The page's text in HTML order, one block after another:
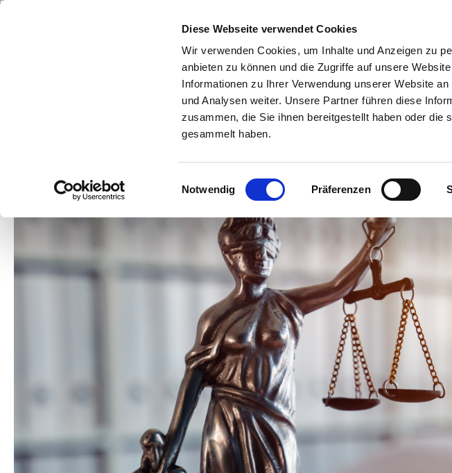
Diese Webseite verwendet Cookies
Wir verwenden Cookies, um Inhalte und Anzeigen zu
anbieten zu können und die Zugriffe auf unsere
Informationen zu Ihrer Verwendung unserer Website
und Analysen weiter. Unsere Partner führen diese
zusammen, die Sie ihnen bereitgestellt haben oder die
gesammelt haben.
Einwilligungsauswahl
Notwendig Präferenzen
Rechtsanwälte
Ihre
Willkommen Unsere